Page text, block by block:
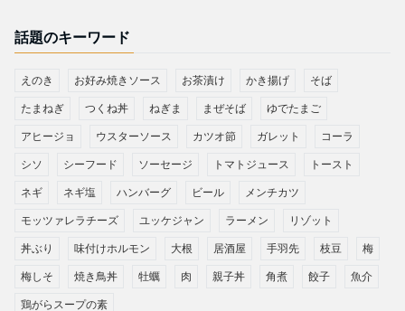
話題のキーワード
えのき お好み焼きソース お茶漬け かき揚げ そば
たまねぎ つくね丼 ねぎま まぜそば ゆでたまご
アヒージョ ウスターソース カツオ節 ガレット コーラ
シソ シーフード ソーセージ トマトジュース トースト
ネギ ネギ塩 ハンバーグ ビール メンチカツ
モッツァレラチーズ ユッケジャン ラーメン リゾット
丼ぶり 味付けホルモン 大根 居酒屋 手羽先 枝豆 梅
梅しそ 焼き鳥丼 牡蠣 肉 親子丼 角煮 餃子 魚介
鶏がらスープの素